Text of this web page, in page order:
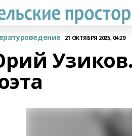
21 ОКТЯБРЯ 2025, 04:29